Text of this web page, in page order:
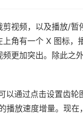
视频，以及播放/暂
角有一个 X 图标，
更加突出。除此之
以通过点击设置齿轮
放速度增量。现在